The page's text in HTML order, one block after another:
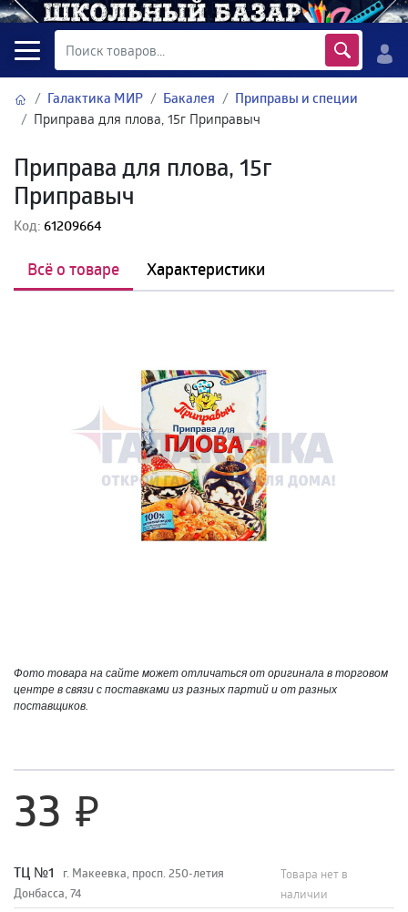
Галактика МИР Бакалея Приправы и специи
Приправа для плова, 15г Приправыч
Приправа для плова, 15г
Приправыч
Код: 61209664
Всё о товаре Характеристики
Фото товара на сайте может отличаться от оригинала в торговом
центре в связи с поставками из разных партий и от разных
поставщиков.
33
TЦ №1
г. Макеевка, просп. 250-летия
Донбасса, 74
Товара нет в
наличии